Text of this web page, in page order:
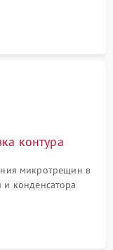
термостата и
дисплея.
контура
микротрещин в
и конденсатора
осушителя и
засоров.